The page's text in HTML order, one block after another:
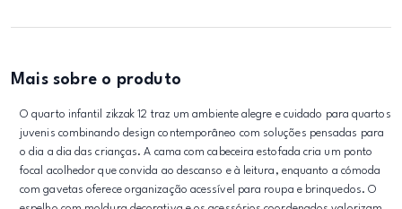
Mais sobre o produto
O quarto infantil zikzak 12 traz um ambiente alegre e cuidado para quartos
juvenis combinando design contemporâneo com soluções pensadas para
o dia a dia das crianças. A cama com cabeceira estofada cria um ponto
focal acolhedor que convida ao descanso e à leitura, enquanto a cómoda
com gavetas oferece organização acessível para roupa e brinquedos. O